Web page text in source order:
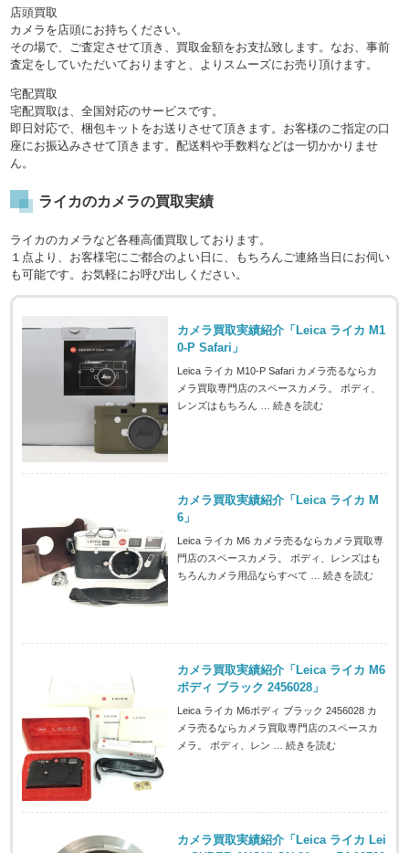
店頭買取
カメラを店頭にお持ちください。
その場で、ご査定させて頂き、買取金額をお支払致します。なお、事前
査定をしていただいておりますと、よりスムーズにお売り頂けます。
宅配買取
宅配買取は、全国対応のサービスです。
即日対応で、梱包キットをお送りさせて頂きます。お客様のご指定の口
座にお振込みさせて頂きます。配送料や手数料などは一切かかりませ
ん。
ライカのカメラの買取実績
ライカのカメラなど各種高価買取しております。
１点より、お客様宅にご都合のよい日に、もちろんご連絡当日にお伺い
も可能です。お気軽にお呼び出しください。
カメラ買取実績紹介「Leica ライカ M1
0-P Safari」
Leica ライカ M10-P Safari カメラ売るならカ
メラ買取専門店のスペースカメラ。 ボディ、
レンズはもちろん …続きを読む
カメラ買取実績紹介「Leica ライカ M
6」
Leica ライカ M6 カメラ売るならカメラ買取専
門店のスペースカメラ。 ボディ、レンズはも
ちろんカメラ用品ならすべて …続きを読む
カメラ買取実績紹介「Leica ライカ M6
ボディ ブラック 2456028」
Leica ライカ M6ボディ ブラック 2456028 カ
メラ売るならカメラ買取専門店のスペースカ
メラ。 ボディ、レン …続きを読む
カメラ買取実績紹介「Leica ライカ Lei